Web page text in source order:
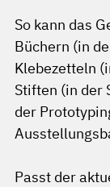
So kann das
Büchern (in
Klebezetteln
Stiften (in der
der
Passt der